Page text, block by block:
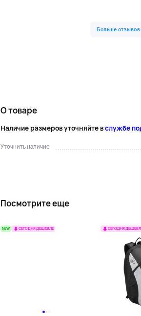
О товаре
Наличие размеров уточняйте вслужбе
Уточнить наличие
Посмотрите еще
NEW СЕГОДНЯ ДЕШЕВЛЕ СЕГОДНЯ